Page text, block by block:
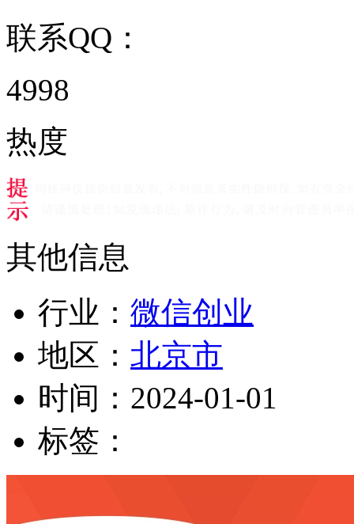
联系QQ：
4998
热度
其他信息
行业： 微信创业
地区： 北京市
时间： 2024-01-01
标签：